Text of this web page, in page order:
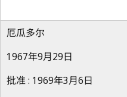
厄瓜多尔
1967年9月29日
批准 : 1969年3月6日